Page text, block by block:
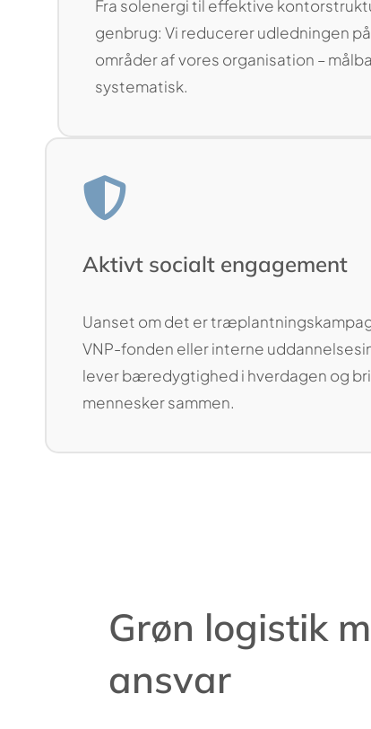
Fra solenergi til effektive
genbrug: Vi reducerer udledningen
områder af vores organisation –
systematisk.
Aktivt socialt engagement
Uanset om det er
VNP-fonden eller interne
lever bæredygtighed i hverdagen og
mennesker sammen.
Grøn logistik
ansvar